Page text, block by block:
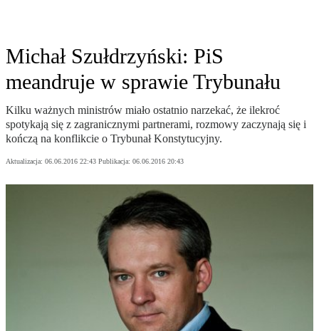
Michał Szułdrzyński: PiS
meandruje w sprawie Trybunału
Kilku ważnych ministrów miało ostatnio narzekać, że ilekroć
spotykają się z zagranicznymi partnerami, rozmowy zaczynają się i
kończą na konflikcie o Trybunał Konstytucyjny.
Aktualizacja: 06.06.2016 22:43 Publikacja: 06.06.2016 20:43